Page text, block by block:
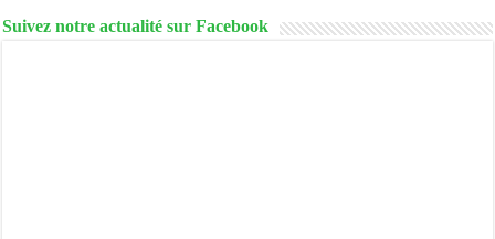
Suivez notre actualité sur Facebook